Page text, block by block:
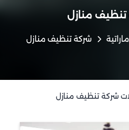
منازل
شركة تنظيف منازل
شركة تنظيف منازل